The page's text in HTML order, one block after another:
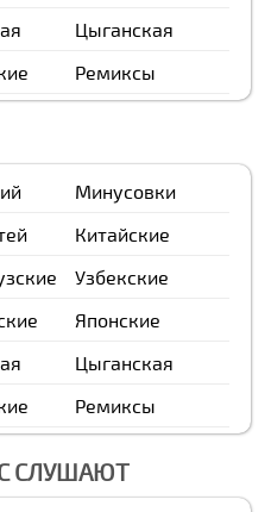
Цыганская
Ремиксы
Минусовки
Китайские
Узбекские
Японские
Цыганская
Ремиксы
СЛУШАЮТ